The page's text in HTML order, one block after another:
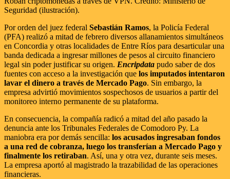
Seguridad (ilustración).
Por orden del juez federal Sebastián Ramos, la Policía Federal
(PFA) realizó a mitad de febrero diversos allanamientos simultáneos
en Concordia y otras localidades de Entre Ríos para desarticular una
banda dedicada a ingresar millones de pesos al circuito financiero
legal sin poder justificar su origen. Encripdata pudo saber de dos
fuentes con acceso a la investigación que los imputados intentaron
lavar el dinero a través de Mercado Pago. Sin embargo, la
empresa advirtió movimientos sospechosos de usuarios a partir del
monitoreo interno permanente de su plataforma.
En consecuencia, la compañía radicó a mitad del año pasado la
denuncia ante los Tribunales Federales de Comodoro Py. La
maniobra era por demás sencilla: los acusados ingresaban fondos
a una red de cobranza, luego los transferían a Mercado Pago y
finalmente los retiraban. Así, una y otra vez, durante seis meses.
La empresa aportó al magistrado la trazabilidad de las operaciones
financieras.